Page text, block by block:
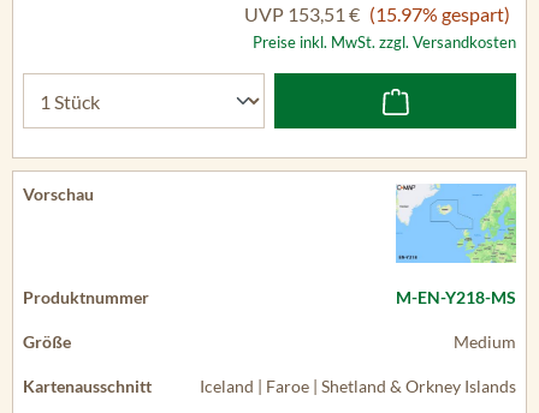
UVP 153,51 € (15.97% gespart)
Preise inkl. MwSt. zzgl. Versandkosten
M-EN-Y218-MS
Medium
Iceland | Faroe | Shetland & Orkney Islands